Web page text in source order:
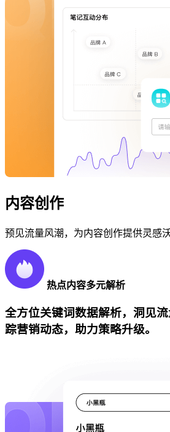
内容创作
预见流量风潮，为内容创作提供灵感
热点内容多元解析
全方位关键词数据解析，洞见
踪营销动态，助力策略升级。